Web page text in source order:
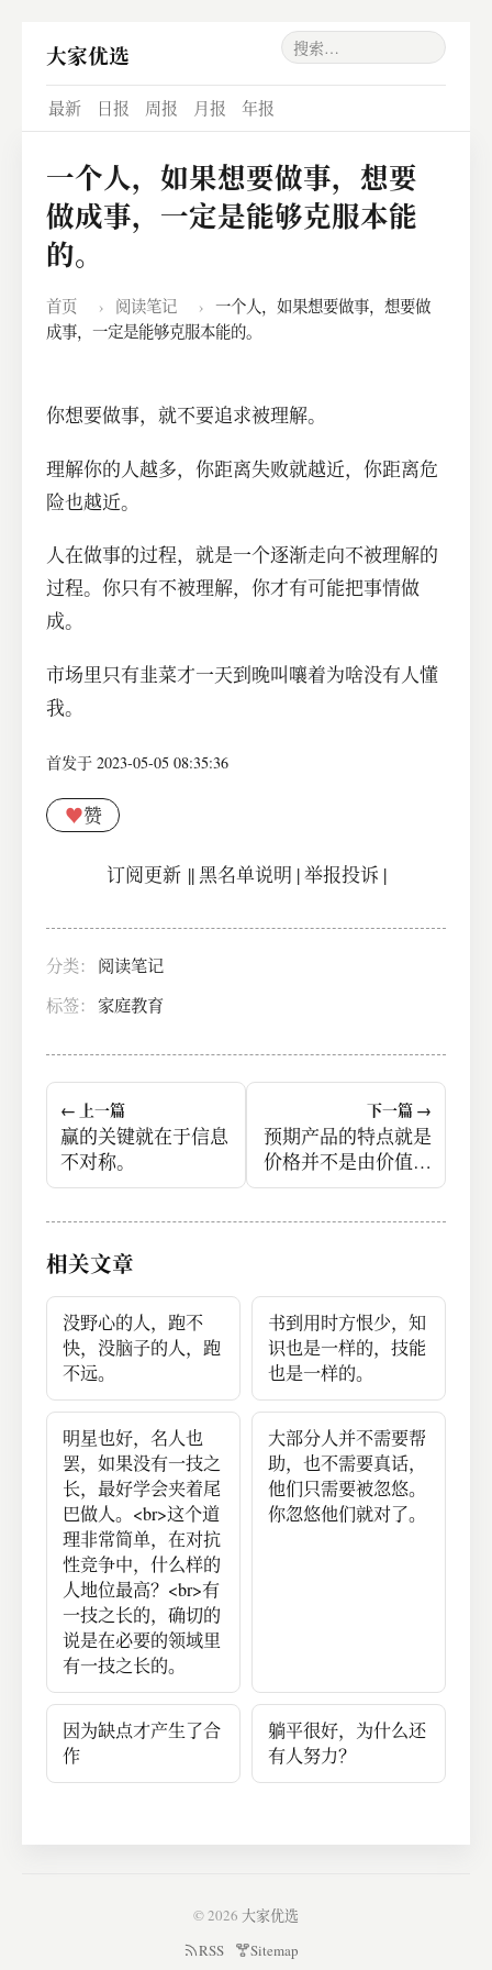
大家优选
最新 日报 周报 月报 年报
一个人，如果想要做事，想要
做成事，一定是能够克服本能
的。
首页 › 阅读笔记 ›
一个人，如果想要做事，想要做
成事，一定是能够克服本能的。
你想要做事，就不要追求被理解。
理解你的人越多，你距离失败就越近，你距离危
险也越近。
人在做事的过程，就是一个逐渐走向不被理解的
过程。你只有不被理解，你才有可能把事情做
成。
市场里只有韭菜才一天到晚叫嚷着为啥没有人懂
我。
首发于 2023-05-05 08:35:36
♥赞
订阅更新||黑名单说明 |举报投诉 |
分类：
阅读笔记
标签： 家庭教育
← 上一篇
赢的关键就在于信息
不对称。
下一篇 →
预期产品的特点就是
价格并不是由价值决
定的，是由供需决定
相关文章
没野心的人，跑不
快，没脑子的人，跑
不远。
书到用时方恨少，知
识也是一样的，技能
也是一样的。
明星也好，名人也
罢，如果没有一技之
长，最好学会夹着尾
巴做人。<br>这个道
理非常简单，在对抗
性竞争中，什么样的
人地位最高？<br>有
一技之长的，确切的
说是在必要的领域里
有一技之长的。
大部分人并不需要帮
助，也不需要真话，
他们只需要被忽悠。
你忽悠他们就对了。
因为缺点才产生了合
作
躺平很好，为什么还
有人努力？
© 2026 大家优选
RSS
Sitemap